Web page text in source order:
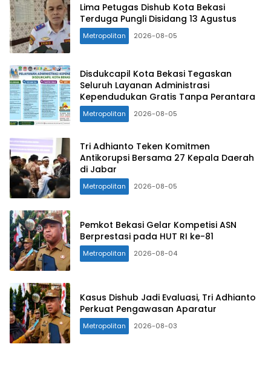
Lima Petugas Dishub Kota Bekasi
Terduga Pungli Disidang 13 Agustus
Metropolitan 2026-08-05
Disdukcapil Kota Bekasi Tegaskan
Seluruh Layanan Administrasi
Kependudukan Gratis Tanpa Perantara
Metropolitan 2026-08-05
Tri Adhianto Teken Komitmen
Antikorupsi Bersama 27 Kepala Daerah
di Jabar
Metropolitan 2026-08-05
Pemkot Bekasi Gelar Kompetisi ASN
Berprestasi pada HUT RI ke-81
Metropolitan 2026-08-04
Kasus Dishub Jadi Evaluasi, Tri Adhianto
Perkuat Pengawasan Aparatur
Metropolitan 2026-08-03